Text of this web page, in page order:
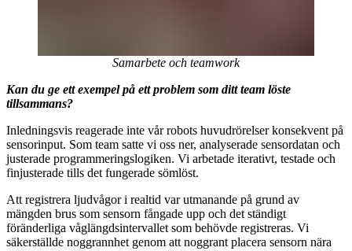
Samarbete och teamwork
Kan du ge ett exempel på ett problem som ditt team löste
tillsammans?
Inledningsvis reagerade inte vår robots huvudrörelser konsekvent på
sensorinput. Som team satte vi oss ner, analyserade sensordatan och
justerade programmeringslogiken. Vi arbetade iterativt, testade och
finjusterade tills det fungerade sömlöst.
Att registrera ljudvågor i realtid var utmanande på grund av
mängden brus som sensorn fångade upp och det ständigt
föränderliga våglängdsintervallet som behövde registreras. Vi
säkerställde noggrannhet genom att noggrant placera sensorn nära